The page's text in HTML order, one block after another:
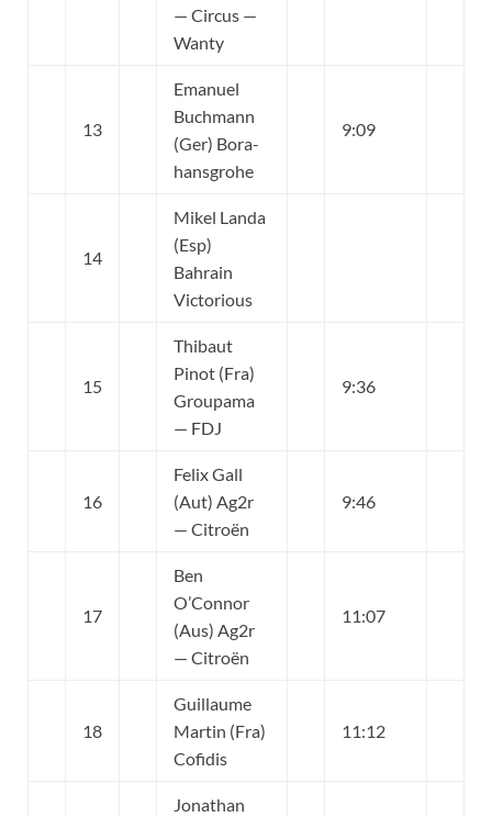
— Circus —
Wanty
13
Emanuel
Buchmann
(Ger) Bora-
hansgrohe
9:09
14
Mikel Landa
(Esp)
Bahrain
Victorious
15
Thibaut
Pinot (Fra)
Groupama
— FDJ
9:36
16
Felix Gall
(Aut) Ag2r
— Citroën
9:46
17
Ben
O’Connor
(Aus) Ag2r
— Citroën
11:07
18
Guillaume
Martin (Fra)
Cofidis
11:12
Jonathan